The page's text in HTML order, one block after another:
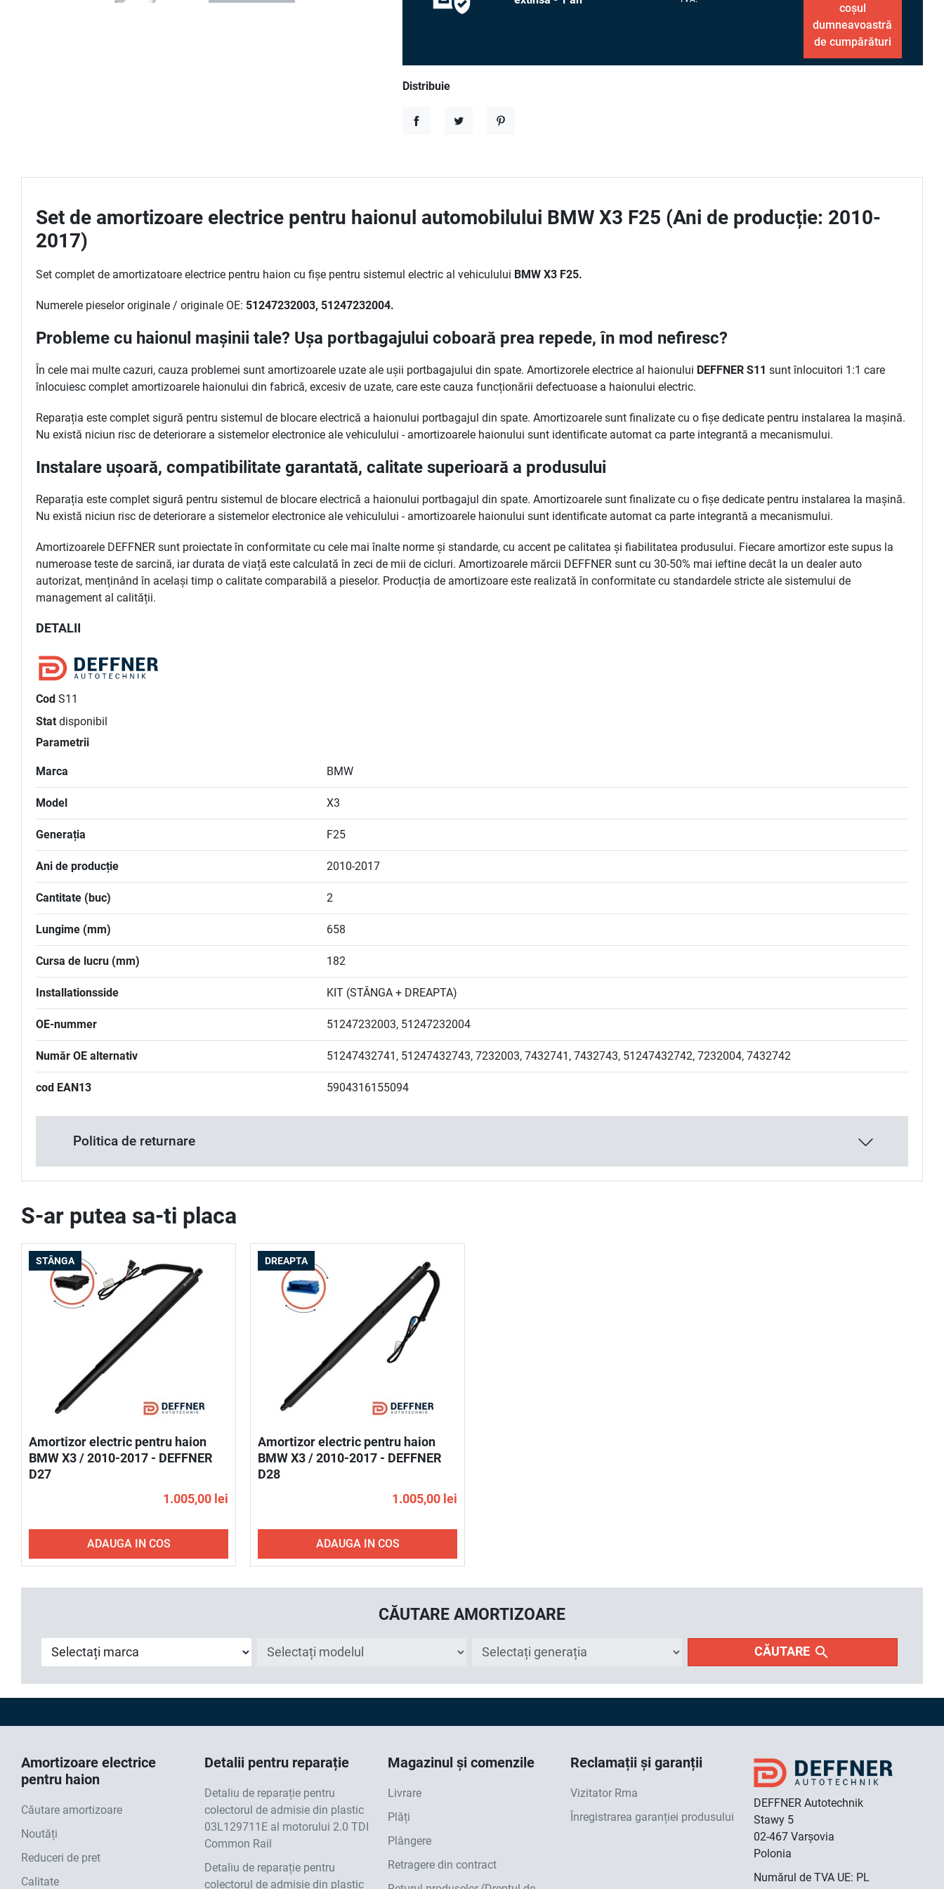
coșul
dumneavoastră
de cumpărături
Distribuie
Set de amortizoare electrice pentru haionul automobilului BMW X3 F25 (Ani de producție: 2010-
2017)
Set complet de amortizatoare electrice pentru haion cu fișe pentru sistemul electric al vehiculului BMW X3 F25.
Numerele pieselor originale / originale OE: 51247232003, 51247232004.
Probleme cu haionul mașinii tale? Ușa portbagajului coboară prea repede, în mod nefiresc?
În cele mai multe cazuri, cauza problemei sunt amortizoarele uzate ale ușii portbagajului din spate. Amortizorele electrice al haionului DEFFNER S11 sunt înlocuitori 1:1 care
înlocuiesc complet amortizoarele haionului din fabrică, excesiv de uzate, care este cauza funcționării defectuoase a haionului electric.
Reparația este complet sigură pentru sistemul de blocare electrică a haionului portbagajul din spate. Amortizoarele sunt finalizate cu o fișe dedicate pentru instalarea la mașină.
Nu există niciun risc de deteriorare a sistemelor electronice ale vehiculului - amortizoarele haionului sunt identificate automat ca parte integrantă a mecanismului.
Instalare ușoară, compatibilitate garantată, calitate superioară a produsului
Reparația este complet sigură pentru sistemul de blocare electrică a haionului portbagajul din spate. Amortizoarele sunt finalizate cu o fișe dedicate pentru instalarea la mașină.
Nu există niciun risc de deteriorare a sistemelor electronice ale vehiculului - amortizoarele haionului sunt identificate automat ca parte integrantă a mecanismului.
Amortizoarele DEFFNER sunt proiectate în conformitate cu cele mai înalte norme și standarde, cu accent pe calitatea și fiabilitatea produsului. Fiecare amortizor este supus la
numeroase teste de sarcină, iar durata de viață este calculată în zeci de mii de cicluri. Amortizoarele mărcii DEFFNER sunt cu 30-50% mai ieftine decât la un dealer auto
autorizat, menținând în același timp o calitate comparabilă a pieselor. Producția de amortizoare este realizată în conformitate cu standardele stricte ale sistemului de
management al calității.
DETALII
Cod S11
Stat disponibil
Parametrii
Marca BMW
Model X3
Generația F25
Ani de producție 2010-2017
Cantitate (buc) 2
Lungime (mm) 658
Cursa de lucru (mm) 182
Installationsside KIT (STÂNGA + DREAPTA)
OE-nummer 51247232003, 51247232004
Număr OE alternativ 51247432741, 51247432743, 7232003, 7432741, 7432743, 51247432742, 7232004, 7432742
cod EAN13 5904316155094
Politica de returnare
S-ar putea sa-ti placa
STÂNGA
Amortizor electric pentru haion
BMW X3 / 2010-2017 - DEFFNER
D27
1.005,00 lei
ADAUGA IN COS
DREAPTA
Amortizor electric pentru haion
BMW X3 / 2010-2017 - DEFFNER
D28
1.005,00 lei
ADAUGA IN COS
CĂUTARE AMORTIZOARE
CĂUTARE search
Amortizoare electrice
pentru haion
Căutare amortizoare
Noutăți
Reduceri de pret
Calitate
Detalii pentru reparație
Detaliu de reparație pentru
colectorul de admisie din plastic
03L129711E al motorului 2.0 TDI
Common Rail
Detaliu de reparație pentru
colectorul de admisie din plastic
Magazinul și comenzile
Livrare
Plăți
Plângere
Retragere din contract
Reclamații și garanții
Vizitator Rma
Înregistrarea garanției produsului
DEFFNER Autotechnik
Stawy 5
02-467 Varșovia
Polonia
Numărul de TVA UE: PL